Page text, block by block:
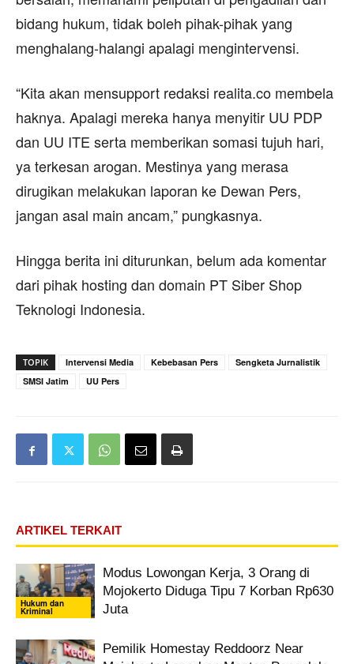
bidang hukum, tidak boleh pihak-pihak yang
menghalang-halangi apalagi mengintervensi.
“Kita akan mensupport redaksi realita.co membela
haknya. Apalagi mereka hanya menyitir UU PDP
dan UU ITE serta memberikan somasi tujuh hari,
ya terkesan arogan. Mestinya yang merasa
dirugikan melakukan laporan ke Dewan Pers,
jangan asal main ancam,” pungkasnya.
Hingga berita ini diturunkan, belum ada komentar
dari pihak hosting dan domain PT Siber Shop
Teknologi Indonesia.
TOPIK Intervensi Media Kebebasan Pers
Sengketa Jurnalistik
SMSI Jatim
UU Pers
ARTIKEL TERKAIT
Hukum dan
Kriminal
Modus Lowongan Kerja, 3 Orang di
Mojokerto Diduga Tipu 7 Korban Rp630
Juta
Pemilik Homestay Reddoorz Near